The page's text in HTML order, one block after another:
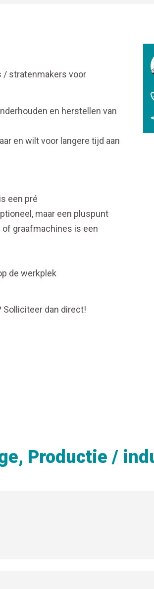
/ stratenmakers voor
en herstellen van
en wilt voor langere tijd aan
een pré
maar een pluspunt
graafmachines is een
de werkplek
Solliciteer dan direct!
Productie /